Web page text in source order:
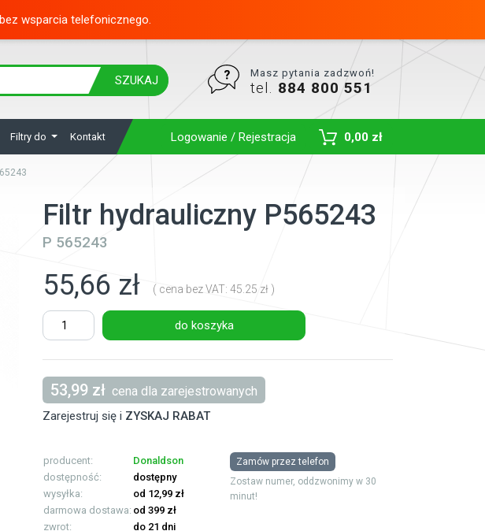
wsparcia telefonicznego.
SZUKAJ
Masz pytania zadzwoń!
tel. 884 800 551
Filtry do Kontakt Logowanie / Rejestracja 0,00 zł
Filtr hydrauliczny P565243
P 565243
55,66 zł ( cena bez VAT: 45.25 zł )
do koszyka
53,99 zł cena dla zarejestrowanych
Zarejestruj się i ZYSKAJ RABAT
producent:
Donaldson
dostępność:
dostępny
wysyłka:
od 12,99 zł
darmowa dostawa: od 399 zł
zwrot:
do 21 dni
Zamów przez telefon
Zostaw numer, oddzwonimy w 30
minut!